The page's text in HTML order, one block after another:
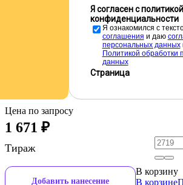
Я согласен с политикой
конфиденциальности
Я ознакомился с
соглашения и даю
персональных данных
Политикой обработки
данных
Страница
Цена по запросу
1 671 ₽
Тираж
Добавить нанесение
В корзину
В корзине